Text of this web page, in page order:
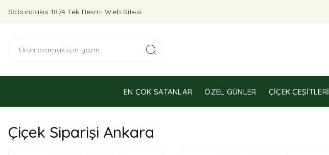
Sabuncakis 1874 Tek Resmi Web Sitesi
EN ÇOK SATANLAR ÖZEL GÜNLER ÇIÇEK ÇEŞITLERI
Çiçek Siparişi Ankara